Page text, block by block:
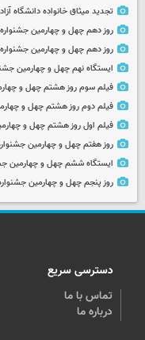
تجدید میثاق خانواده دانشگاه
روز دهم چهل و چهارمین
روز دهم چهل و چهارمین
ایستگاه نهم چهل و چهارمین
فیلم سوم روز هشتم چهل و
فیلم دوم روز هشتم چهل و
فیلم اول روز هشتم چهل و
روز هفتم چهل و چهارمین
ایستگاه ششم چهل و چهارمین
روز پنجم چهل و چهارمین
دسترسی سریع
تماس با ما
درباره ما